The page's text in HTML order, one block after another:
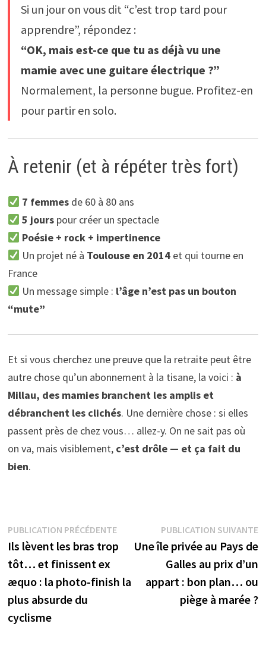
Si un jour on vous dit “c’est trop tard pour
apprendre”, répondez :
“OK, mais est-ce que tu as déjà vu une
mamie avec une guitare électrique ?”
Normalement, la personne bugue. Profitez-en
pour partir en solo.
À retenir (et à répéter très fort)
7 femmes de 60 à 80 ans
5 jours pour créer un spectacle
Poésie + rock + impertinence
Un projet né à Toulouse en 2014 et qui tourne en
France
Un message simple : l’âge n’est pas un bouton
“mute”
Et si vous cherchez une preuve que la retraite peut être
autre chose qu’un abonnement à la tisane, la voici : à
Millau, des mamies branchent les amplis et
débranchent les clichés. Une dernière chose : si elles
passent près de chez vous… allez-y. On ne sait pas où
on va, mais visiblement, c’est drôle — et ça fait du
bien.
Navigation
de
l’article
PUBLICATION PRÉCÉDENTEPublication
précédente :
Ils lèvent les bras trop
tôt… et finissent ex
æquo : la photo-finish la
plus absurde du
cyclisme
PUBLICATION SUIVANTE
Une île privée au Pays de
Galles au prix d’un
appart : bon plan… ou
piège à marée ?